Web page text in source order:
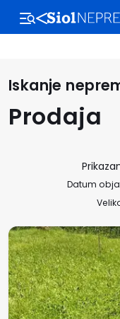
Stanovanja Hiše
Iskanje
Prodaja
Datum